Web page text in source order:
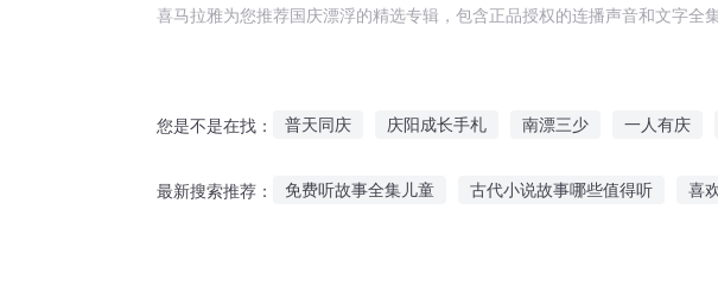
喜马拉雅为您推荐国庆漂浮的精选专辑，包含正品授权的连播声音和文字全
您是不是在找： 普天同庆 庆阳成长手札 南漂三少 一人有庆
最新搜索推荐： 免费听故事全集儿童 古代小说故事哪些值得听 喜